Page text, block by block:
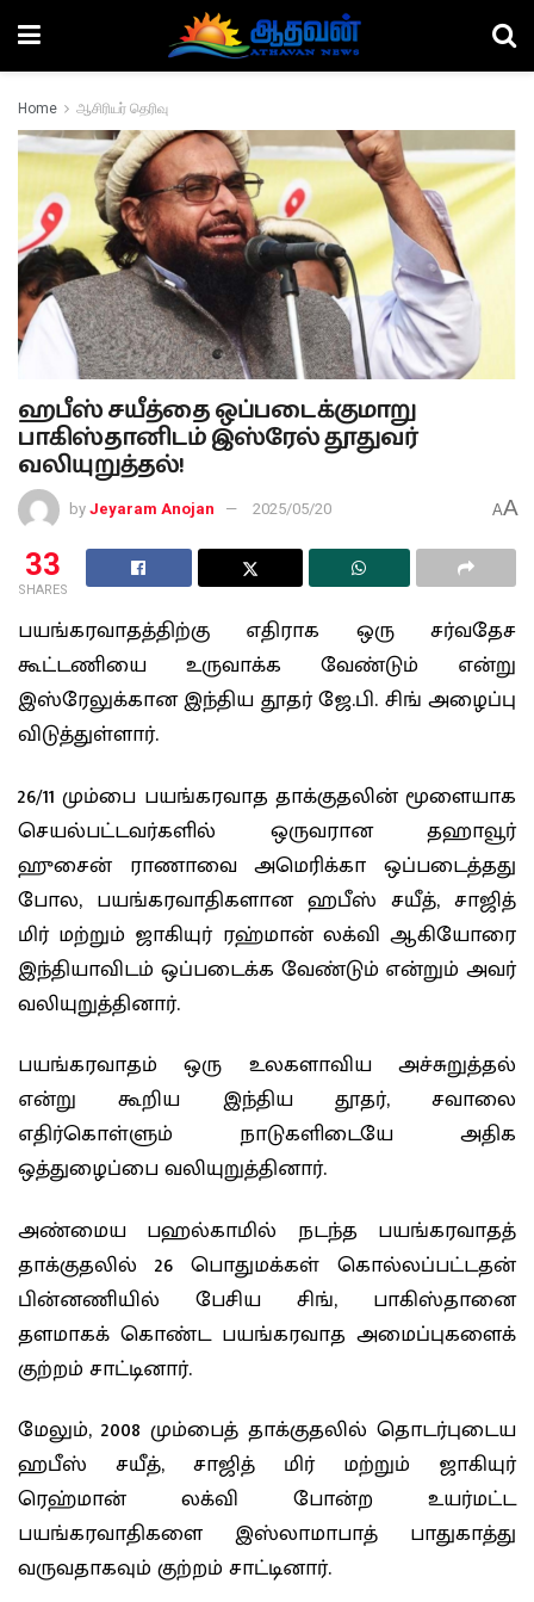
Home ஆசிரியர் தெரிவு
ஹபீஸ் சயீத்தை ஒப்படைக்குமாறு
பாகிஸ்தானிடம் இஸ்ரேல் தூதுவர்
வலியுறுத்தல்!
by Jeyaram Anojan 2025/05/20 AA
33
SHARES
பயங்கரவாதத்திற்கு எதிராக ஒரு சர்வதேச
கூட்டணியை உருவாக்க வேண்டும் என்று
இஸ்ரேலுக்கான இந்திய தூதர் ஜே.பி. சிங் அழைப்பு
விடுத்துள்ளார்.
26/11 மும்பை பயங்கரவாத தாக்குதலின் மூளையாக
செயல்பட்டவர்களில் ஒருவரான தஹாவூர்
ஹுசைன் ராணாவை அமெரிக்கா ஒப்படைத்தது
போல, பயங்கரவாதிகளான ஹபீஸ் சயீத், சாஜித்
மிர் மற்றும் ஜாகியுர் ரஹ்மான் லக்வி ஆகியோரை
இந்தியாவிடம் ஒப்படைக்க வேண்டும் என்றும் அவர்
வலியுறுத்தினார்.
பயங்கரவாதம் ஒரு உலகளாவிய அச்சுறுத்தல்
என்று கூறிய இந்திய தூதர், சவாலை
எதிர்கொள்ளும் நாடுகளிடையே அதிக
ஒத்துழைப்பை வலியுறுத்தினார்.
அண்மைய பஹல்காமில் நடந்த பயங்கரவாதத்
தாக்குதலில் 26 பொதுமக்கள் கொல்லப்பட்டதன்
பின்னணியில் பேசிய சிங், பாகிஸ்தானை
தளமாகக் கொண்ட பயங்கரவாத அமைப்புகளைக்
குற்றம் சாட்டினார்.
மேலும், 2008 மும்பைத் தாக்குதலில் தொடர்புடைய
ஹபீஸ் சயீத், சாஜித் மிர் மற்றும் ஜாகியுர்
ரெஹ்மான் லக்வி போன்ற உயர்மட்ட
பயங்கரவாதிகளை இஸ்லாமாபாத் பாதுகாத்து
வருவதாகவும் குற்றம் சாட்டினார்.